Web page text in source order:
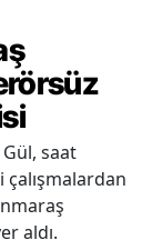
saat
çalışmalardan
aldı.